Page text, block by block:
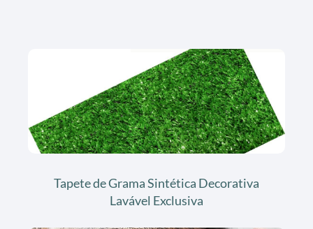
Tapete de Grama Sintética Decorativa
Lavável Exclusiva